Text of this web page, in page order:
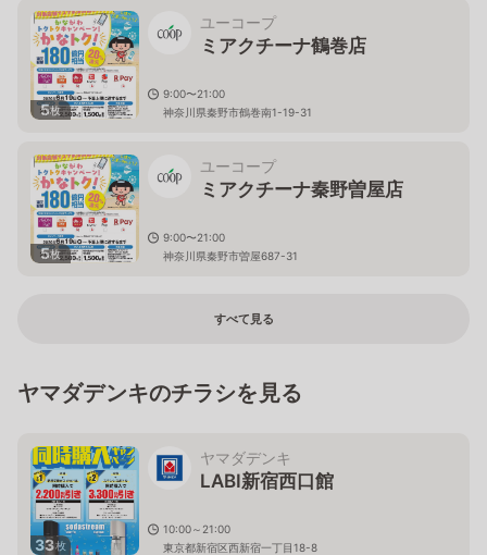
5枚
ユーコープ
ミアクチーナ鶴巻店
9:00〜21:00
神奈川県秦野市鶴巻南1-19-31
5枚
ユーコープ
ミアクチーナ秦野曽屋店
9:00〜21:00
神奈川県秦野市曽屋687-31
すべて見る
ヤマダデンキのチラシを見る
33枚
ヤマダデンキ
LABI新宿西口館
10:00～21:00
東京都新宿区西新宿一丁目18-8